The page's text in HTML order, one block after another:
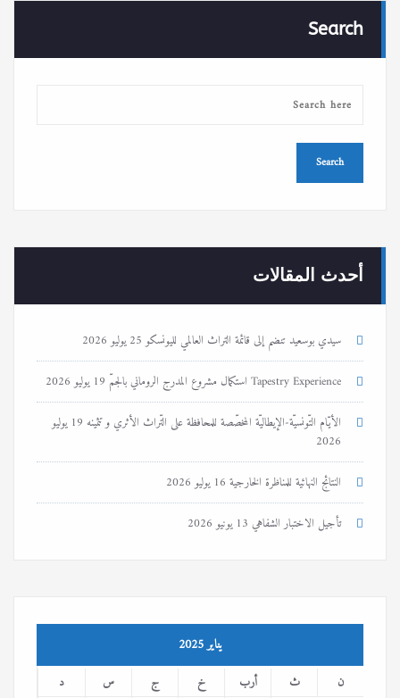
Search
أحدث المقالات
سيدي بوسعيد تنضم إلى قائمة التراث العالمي لليونسكو25 يوليو 2026
Tapestry Experience استكمال مشروع المدرج الروماني بالجمّ
19 يوليو 2026
الأيّام التّونسيّة-الإيطاليّة المخصّصة للمحافظة على التّراث الأثري و تثمينه
19 يوليو
2026
النتائج النهائية للمناظرة الخارجية16 يوليو 2026
تأجيل الاختبار الشفاهي13 يونيو 2026
يناير 2025
ن ث أرب خ ج س
د